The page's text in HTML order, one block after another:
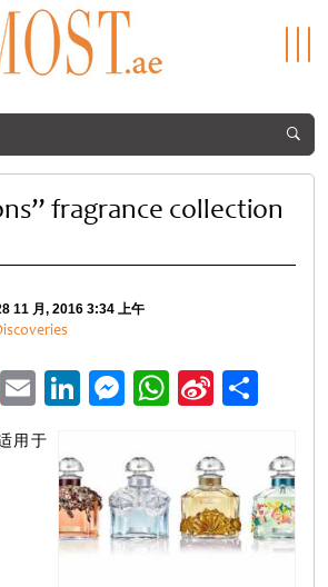
fragrance collection
11 月, 2016 3:34 上午
Pinterest
EmailLinkedIn
Messenger
WhatsApp
Sina
用于